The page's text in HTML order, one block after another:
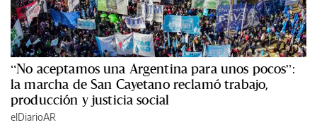
“No aceptamos una Argentina para unos pocos”:
la marcha de San Cayetano reclamó trabajo,
producción y justicia social
elDiarioAR